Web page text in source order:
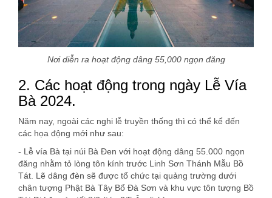
Nơi diễn ra hoạt động dâng 55,000 ngọn đăng
2. Các hoạt động trong ngày Lễ Vía
Bà 2024.
Năm nay, ngoài các nghi lễ truyền thống thì có thể kể đến
các họa động mới như sau:
- Lễ vía Bà tại núi Bà Đen với hoạt động dâng 55.000 ngọn
đăng nhằm tỏ lòng tôn kính trước Linh Sơn Thánh Mẫu Bồ
Tát. Lẽ dâng đèn sẽ được tổ chức tại quảng trường dưới
chân tượng Phật Bà Tây Bổ Đà Sơn và khu vực tôn tượng Bồ